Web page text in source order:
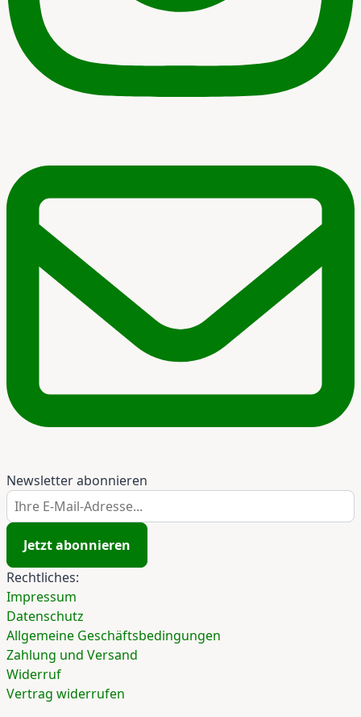
Newsletter abonnieren
Ihre E-Mail-Adresse...
Jetzt abonnieren
Rechtliches:
Impressum
Datenschutz
Allgemeine Geschäftsbedingungen
Zahlung und Versand
Widerruf
Vertrag widerrufen